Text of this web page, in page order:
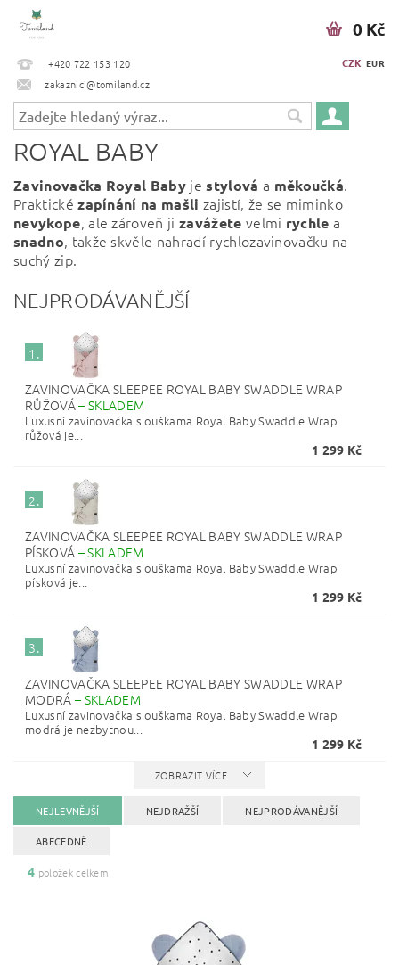
+420 722 153 120
zakaznici@tomiland.cz
CZK EUR
0 Kč
ROYAL BABY
Zavinovačka Royal Baby jestylová a měkoučká.
Praktické zapínání na mašli zajistí, že se miminko
nevykope, ale zároveň jizavážete velmi rychlea
snadno, takže skvěle nahradí rychlozavinovačku na
suchý zip.
NEJPRODÁVANĚJŠÍ
1.
ZAVINOVAČKA SLEEPEE ROYAL BABY SWADDLE WRAP
RŮŽOVÁ–SKLADEM
Luxusní zavinovačka s ouškama Royal Baby Swaddle Wrap
růžová je...
1 299 Kč
2.
ZAVINOVAČKA SLEEPEE ROYAL BABY SWADDLE WRAP
PÍSKOVÁ –SKLADEM
Luxusní zavinovačka s ouškama Royal Baby Swaddle Wrap
písková je...
1 299 Kč
3.
ZAVINOVAČKA SLEEPEE ROYAL BABY SWADDLE WRAP
MODRÁ– SKLADEM
Luxusní zavinovačka s ouškama Royal Baby Swaddle Wrap
modrá je nezbytnou...
1 299 Kč
ZOBRAZIT VÍCE
NEJLEVNĚJŠÍ NEJDRAŽŠÍ NEJPRODÁVANĚJŠÍ
ABECEDNĚ
4 položek celkem